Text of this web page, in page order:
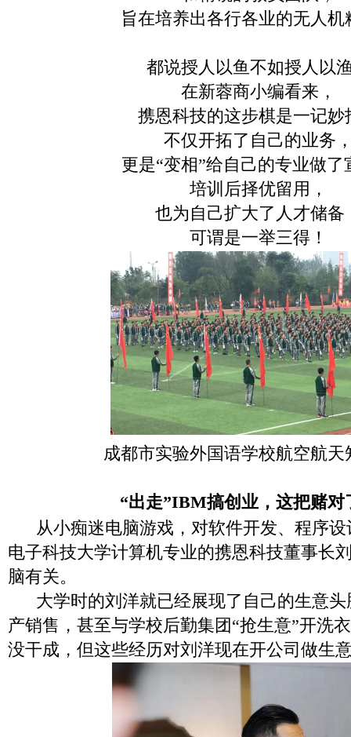
旨在培养出各行各业的无人机
都说授人以鱼不如授人以
在新蓉商小编看来，
携恩科技的这步棋是一记妙
不仅开拓了自己的业务
更是“变相”给自己的专业做了
培训后择优留用，
也为自己扩大了人才储备
可谓是一举三得！
成都市实验外国语学校航空航天
“出走”IBM搞创业，这把赌对
从小痴迷电脑游戏，对软件开发、程序设
电子科技大学计算机专业的携恩科技董事长
脑有关。
大学时的刘洋就已经展现了自己的生意头
产销售，甚至与学校后勤集团“抢生意”开洗
没干成，但这些经历对刘洋现在开公司做生